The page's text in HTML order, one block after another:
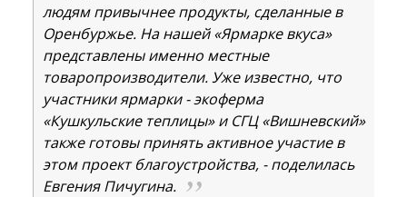
людям привычнее продукты, сделанные в
Оренбуржье. На нашей «Ярмарке вкуса»
представлены именно местные
товаропроизводители. Уже известно, что
участники ярмарки - экоферма
«Кушкульские теплицы» и СГЦ «Вишневский»
также готовы принять активное участие в
этом проект благоустройства, - поделилась
Евгения Пичугина.